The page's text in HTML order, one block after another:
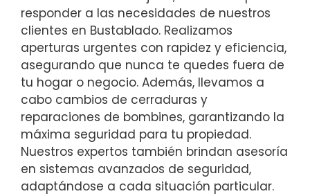
responder a las necesidades de nuestros
clientes en Bustablado. Realizamos
aperturas urgentes con rapidez y eficiencia,
asegurando que nunca te quedes fuera de
tu hogar o negocio. Además, llevamos a
cabo cambios de cerraduras y
reparaciones de bombines, garantizando la
máxima seguridad para tu propiedad.
Nuestros expertos también brindan asesoría
en sistemas avanzados de seguridad,
adaptándose a cada situación particular.